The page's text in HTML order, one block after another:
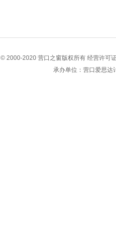
© 2000-2020 营口之窗版权所有 经营许可
承办单位：营口爱思达